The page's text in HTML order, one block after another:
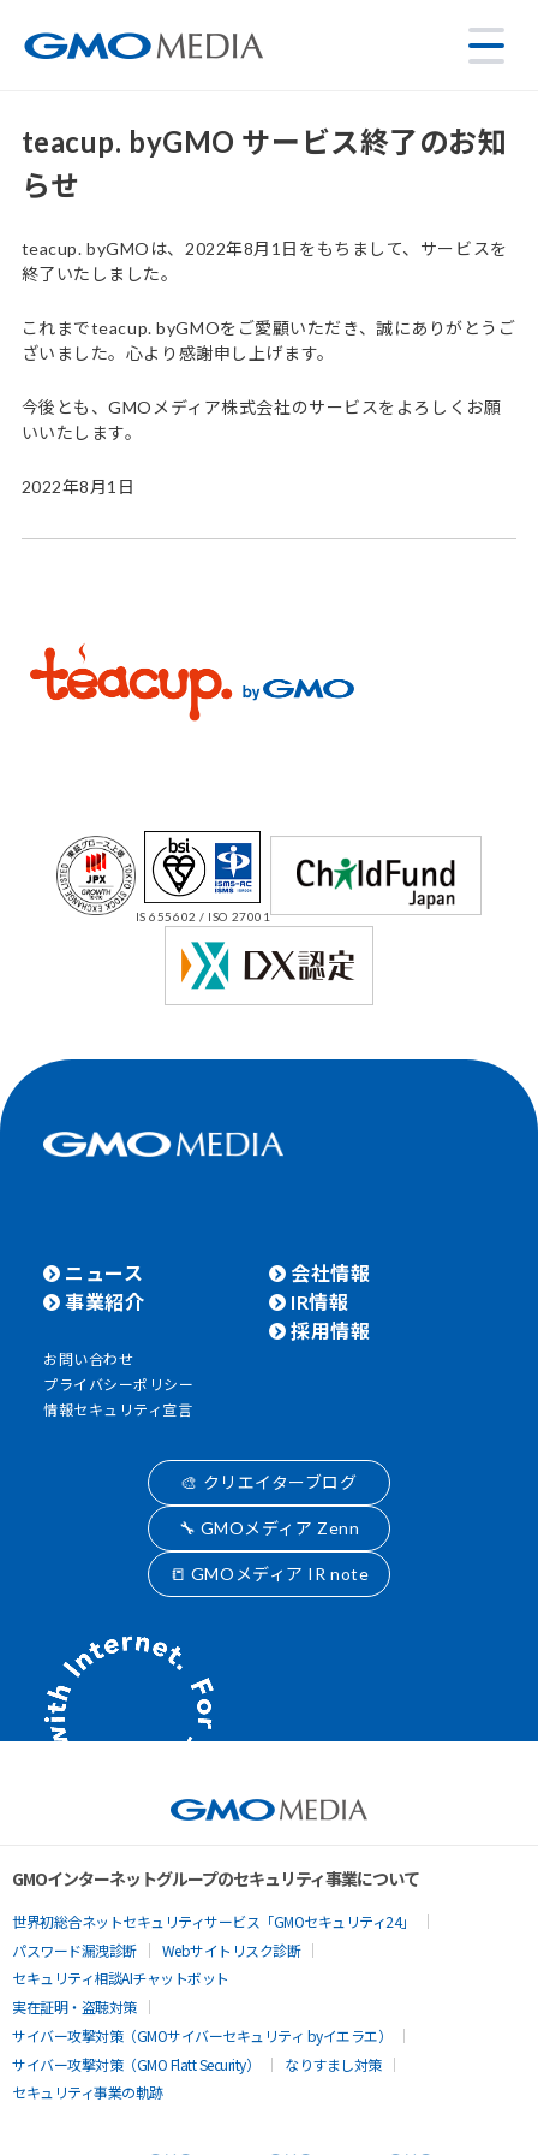
teacup. byGMO サービス終了のお知
らせ
teacup. byGMOは、2022年8月1日をもちまして、サービスを
終了いたしました。
これまでteacup. byGMOをご愛顧いただき、誠にありがとうご
ざいました。心より感謝申し上げます。
今後とも、GMOメディア株式会社のサービスをよろしくお願
いいたします。
2022年8月1日
IS 655602 / ISO 27001
ニュース
事業紹介
会社情報
IR情報
採用情報
お問い合わせ
プライバシーポリシー
情報セキュリティ宣言
🎨 クリエイターブログ
🔧 GMOメディア Zenn
📒 GMOメディア IR note
GMOインターネットグループのセキュリティ事業について
世界初総合ネットセキュリティサービス「GMOセキュリティ24」
パスワード漏洩診断
Webサイトリスク診断
セキュリティ相談AIチャットボット
実在証明・盗聴対策
サイバー攻撃対策（GMOサイバーセキュリティ byイエラエ）
サイバー攻撃対策（GMO Flatt Security）
なりすまし対策
セキュリティ事業の軌跡